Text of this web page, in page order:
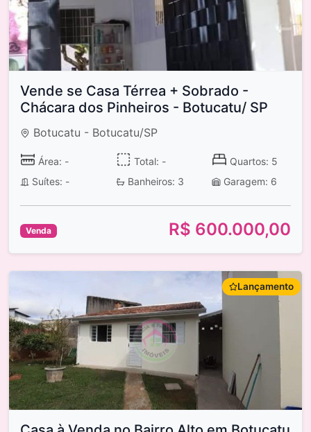
Vende se Casa Térrea + Sobrado -
Chácara dos Pinheiros - Botucatu/ SP
Botucatu - Botucatu/SP
Área: - Total: -
Quartos: 5
Suítes: -
Banheiros: 3 Garagem: 6
Venda R$ 600.000,00
Lançamento